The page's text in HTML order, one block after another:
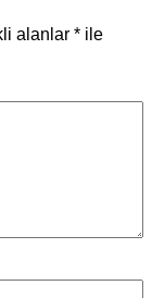
alanlar * ile